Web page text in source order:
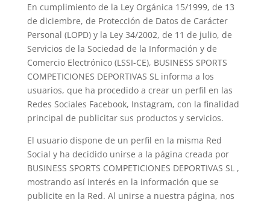
En cumplimiento de la Ley Orgánica 15/1999, de 13
de diciembre, de Protección de Datos de Carácter
Personal (LOPD) y la Ley 34/2002, de 11 de julio, de
Servicios de la Sociedad de la Información y de
Comercio Electrónico (LSSI-CE), BUSINESS SPORTS
COMPETICIONES DEPORTIVAS SL informa a los
usuarios, que ha procedido a crear un perfil en las
Redes Sociales Facebook, Instagram, con la finalidad
principal de publicitar sus productos y servicios.
El usuario dispone de un perfil en la misma Red
Social y ha decidido unirse a la página creada por
BUSINESS SPORTS COMPETICIONES DEPORTIVAS SL ,
mostrando así interés en la información que se
publicite en la Red. Al unirse a nuestra página, nos